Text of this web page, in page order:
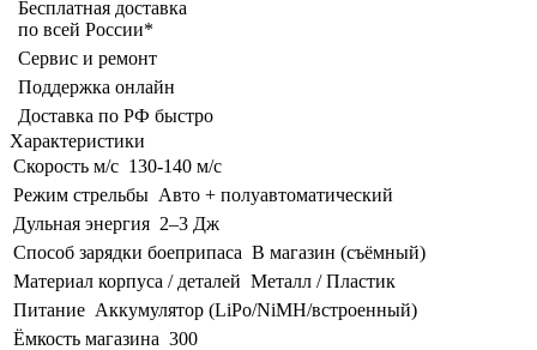
Бесплатная доставка
по всей России*
Сервис и ремонт
Поддержка онлайн
Доставка по РФ быстро
Характеристики
Скорость м/с 130-140 м/с
Режим стрельбы Авто + полуавтоматический
Дульная энергия 2–3 Дж
Способ зарядки боеприпаса В магазин (съёмный)
Материал корпуса / деталей Металл / Пластик
Питание Аккумулятор (LiPo/NiMH/встроенный)
Ёмкость магазина 300